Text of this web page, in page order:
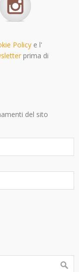
Policy e l'
prima di
del sito